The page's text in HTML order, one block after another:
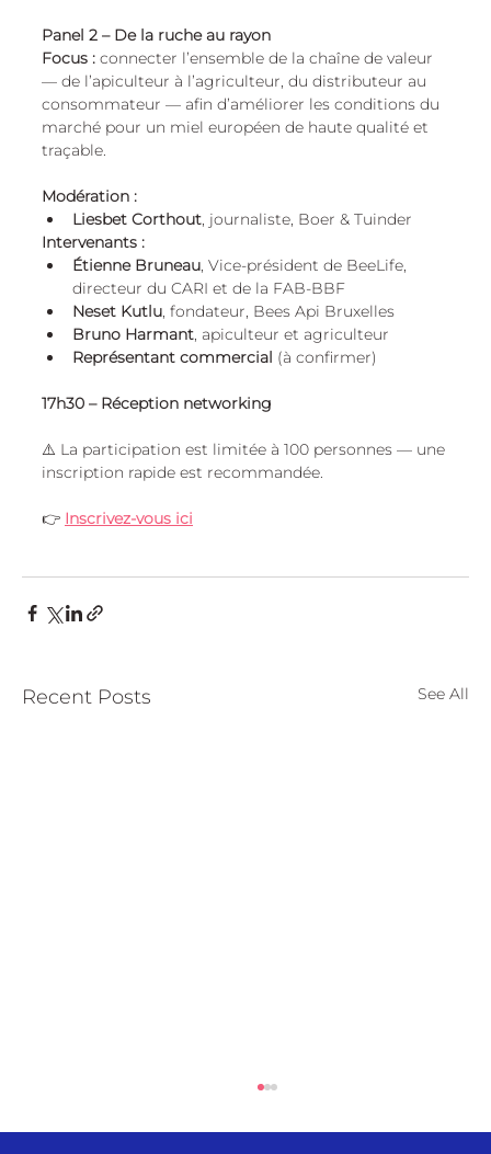
Panel 2 – De la ruche au rayon
Focus : connecter l’ensemble de la chaîne de valeur
— de l’apiculteur à l’agriculteur, du distributeur au
consommateur — afin d’améliorer les conditions du
marché pour un miel européen de haute qualité et
traçable.
Modération :
Liesbet Corthout , journaliste, Boer & Tuinder
Intervenants :
Étienne Bruneau , Vice-président de BeeLife,
directeur du CARI et de la FAB-BBF
Neset Kutlu , fondateur, Bees Api Bruxelles
Bruno Harmant , apiculteur et agriculteur
Représentant commercial (à confirmer)
17h30 – Réception networking
⚠️ La participation est limitée à 100 personnes — une
inscription rapide est recommandée.
👉 Inscrivez-vous ici
Recent Posts See All